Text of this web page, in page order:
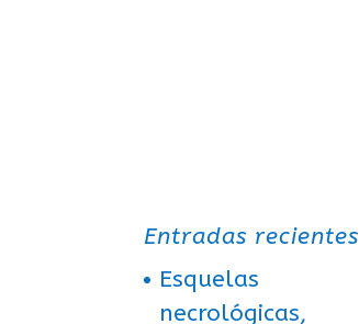
Entradas recientes
Esquelas
necrológicas,